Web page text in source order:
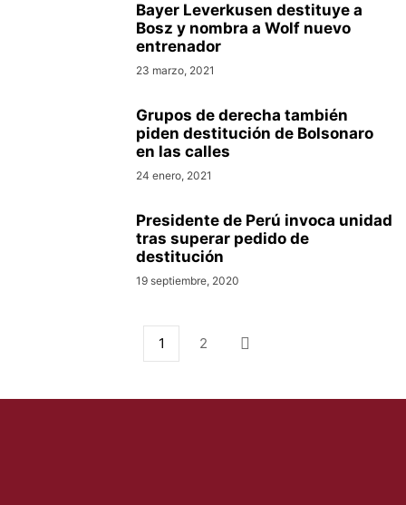
Bayer Leverkusen destituye a
Bosz y nombra a Wolf nuevo
entrenador
23 marzo, 2021
Grupos de derecha también
piden destitución de Bolsonaro
en las calles
24 enero, 2021
Presidente de Perú invoca unidad
tras superar pedido de
destitución
19 septiembre, 2020
1 2